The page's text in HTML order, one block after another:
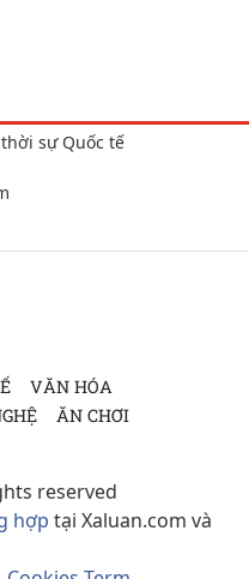
sự Quốc tế
VĂN HÓA
ĂN CHƠI
reserved
hợp tại Xaluan.com và